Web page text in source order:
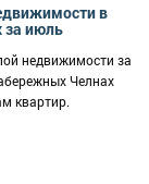
в
за июль
недвижимости за
Челнах
квартир.